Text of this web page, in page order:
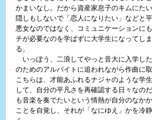
かまいなし。だから資産家息子のキムにた
隠しもしないで「恋人になりたい」などと平
悪女なのではなく、コミュニケーションに
チが必要なのを学ばずに大学生になってし
る。
いっぽう、二浪してやっと音大に入学し
のためのアルバイトに追われながら作曲に取
こちらは、才能あふれるナジャのような学
して、自分の平凡さを再確認する日々なの
も音楽を奏でたいという情熱が自分のなか
ことを自覚し、それが「なにゆえ」かを冷